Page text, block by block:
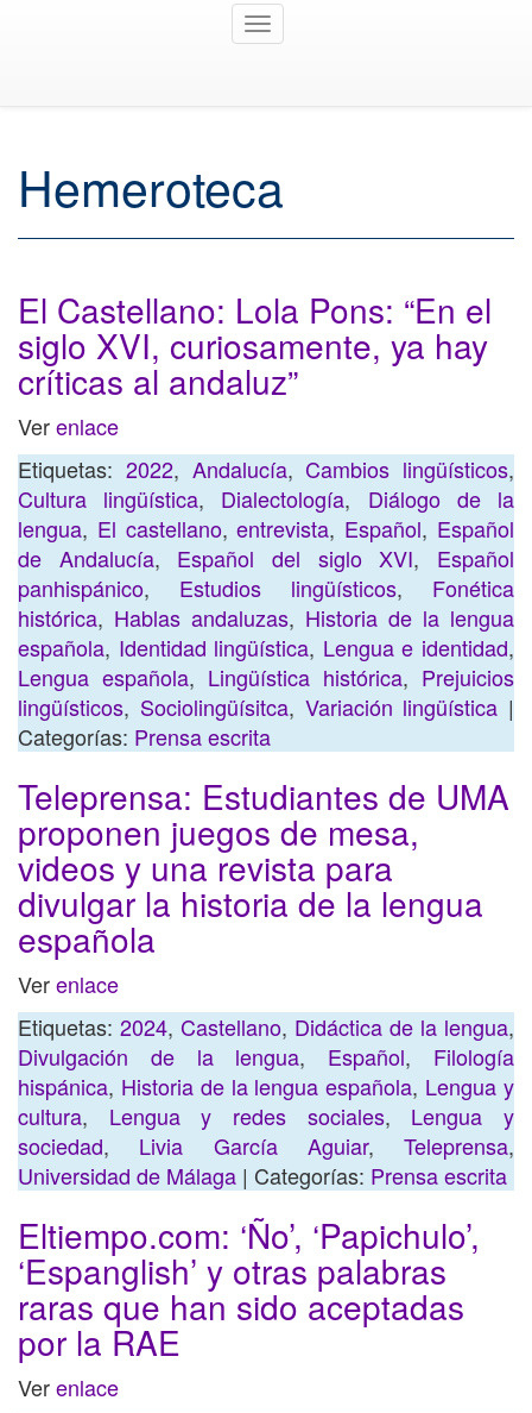
Toggle
Hemeroteca
El Castellano: Lola Pons: “En el
siglo XVI, curiosamente, ya hay
críticas al andaluz”
Verenlace
Etiquetas: 2022, Andalucía,Cambios lingüísticos,
Cultura lingüística, Dialectología, Diálogo de la
lengua, El castellano,entrevista, Español, Español
de Andalucía, Español del siglo XVI, Español
panhispánico, Estudios lingüísticos, Fonética
histórica, Hablas andaluzas, Historia de la lengua
española, Identidad lingüística, Lengua e identidad,
Lengua española, Lingüística histórica, Prejuicios
lingüísticos, Sociolingüísitca, Variación lingüística |
Categorías: Prensa escrita
Teleprensa: Estudiantes de UMA
proponen juegos de mesa,
videos y una revista para
divulgar la historia de la lengua
española
Verenlace
Etiquetas: 2024, Castellano, Didáctica de la lengua,
Divulgación de la lengua, Español, Filología
hispánica, Historia de la lengua española, Lengua y
cultura, Lengua y redes sociales, Lengua y
sociedad, Livia García Aguiar, Teleprensa,
Universidad de Málaga | Categorías: Prensa escrita
Eltiempo.com: ‘Ño’, ‘Papichulo’,
‘Espanglish’ y otras palabras
raras que han sido aceptadas
por la RAE
Verenlace